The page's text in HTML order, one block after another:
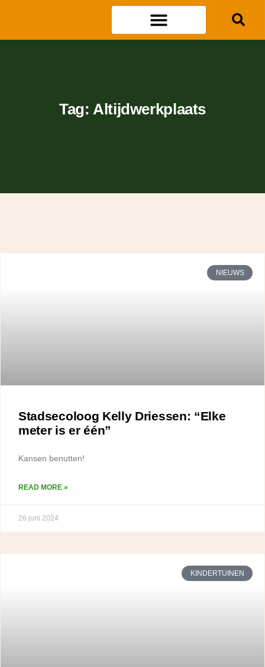
Tag: Altijdwerkplaats
NIEUWS
Stadsecoloog Kelly Driessen: “Elke
meter is er één”
Kansen benutten!
READ MORE »
26 juni 2024
KINDERTUINEN